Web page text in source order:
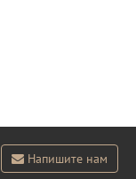
Напишите нам